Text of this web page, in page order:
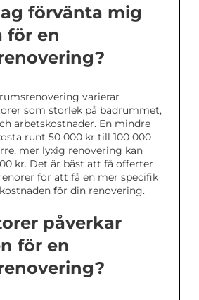
förvänta mig
för en
varierar
som storlek på badrummet,
arbetskostnader. En mindre
runt 50 000 kr till 100 000
mer lyxig renovering kan
kr. Det är bäst att få offerter
för att få en mer specifik
för din renovering.
påverkar
för en